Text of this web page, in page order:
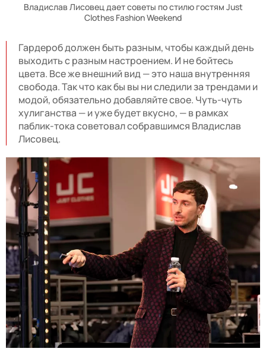
Владислав Лисовец дает советы по стилю гостям Just
Clothes Fashion Weekend
Гардероб должен быть разным, чтобы каждый день
выходить с разным настроением. И не бойтесь
цвета. Все же внешний вид — это наша внутренняя
свобода. Так что как бы вы ни следили за трендами и
модой, обязательно добавляйте свое. Чуть-чуть
хулиганства — и уже будет вкусно, — в рамках
паблик-тока советовал собравшимся Владислав
Лисовец.